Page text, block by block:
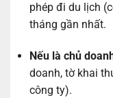
phép đi du lịch
tháng gần nhất.
Nếu là chủ
doanh, tờ khai
công ty).